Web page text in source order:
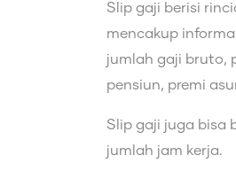
Slip gaji berisi
mencakup
jumlah gaji bruto,
pensiun, premi
Slip gaji juga bisa
jumlah jam kerja.